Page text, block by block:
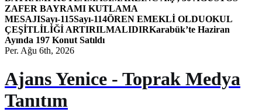
ZAFER BAYRAMI KUTLAMA
MESAJISayı-115Sayı-114ÖREN EMEKLİ OLDUOKUL
ÇEŞİTLİLİĞİ ARTIRILMALIDIRKarabük’te Haziran
Ayında 197 Konut Satıldı
Per. Ağu 6th, 2026
Ajans Yenice - Toprak Medya
Tanıtım